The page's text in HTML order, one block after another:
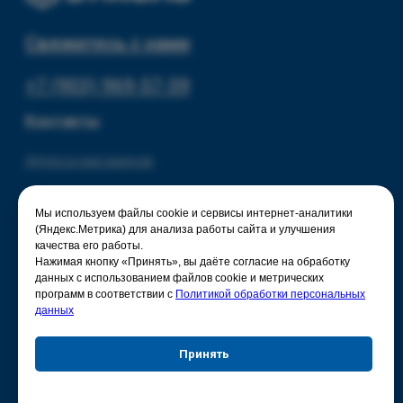
Мы используем файлы cookie и сервисы интернет-аналитики
(Яндекс.Метрика) для анализа работы сайта и улучшения
качества его работы.
Нажимая кнопку «Принять», вы даёте согласие на обработку
данных с использованием файлов cookie и метрических
программ в соответствии с Политикой обработки персональных
данных
Принять